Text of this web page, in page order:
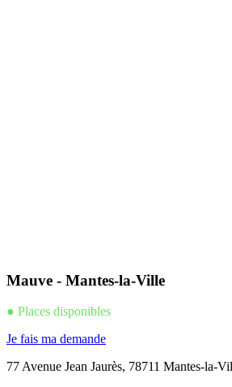
Mauve - Mantes-la-Ville
● Places disponibles
Je fais ma demande
77 Avenue Jean Jaurès, 78711 Mantes-la-